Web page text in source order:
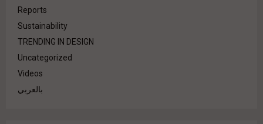
Reports
Sustainability
TRENDING IN DESIGN
Uncategorized
Videos
بالعربي